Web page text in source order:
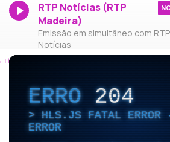
RTP Notícias (RTP
Madeira)
Emissão em simultâneo com RTP
Notícias
ERRO204
HLS.JS FATAL ERROR
ERROR